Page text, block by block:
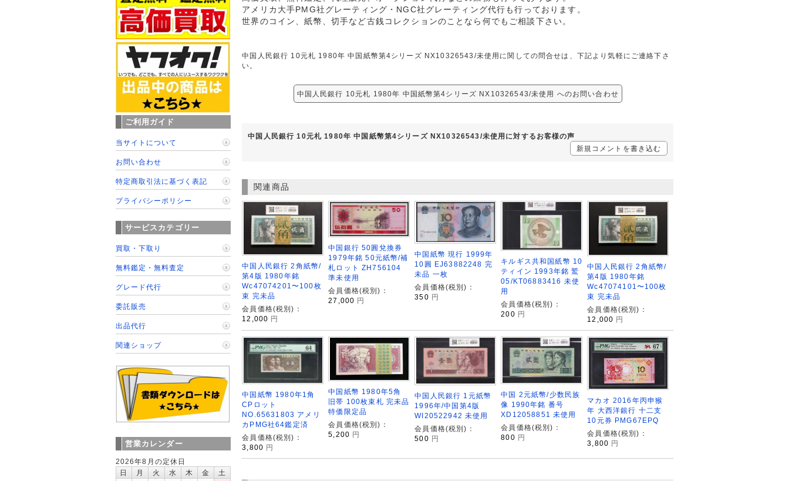
アメリカ大手PMG社グレーティング・NGC社グレーティング代行も行っております。
世界のコイン、紙幣、切手など古銭コレクションのことなら何でもご相談下さい。
中国人民銀行 10元札 1980年 中国紙幣第4シリーズ NX10326543/未使用に関しての問合せは、下記より気軽にご連絡下さ
い。
中国人民銀行 10元札 1980年 中国紙幣第4シリーズ NX10326543/未使用 へのお問い合わせ
中国人民銀行 10元札 1980年 中国紙幣第4シリーズ NX10326543/未使用に対するお客様の声
新規コメントを書き込む
関連商品
中国人民銀行 2角紙幣/
第4版 1980年銘
Wc47074201〜100枚
束 完未品
会員価格(税別)：
12,000 円
中国銀行 50圓兌換券
1979年銘 50元紙幣/補
札ロット ZH756104
準未使用
会員価格(税別)：
27,000 円
中国紙幣 現行 1999年
10圓 EJ63882248 完
未品 一枚
会員価格(税別)：
350 円
キルギス共和国紙幣 10
ティイン 1993年銘 鷲
05/KT06883416 未使
用
会員価格(税別)：
200 円
中国人民銀行 2角紙幣/
第4版 1980年銘
Wc47074101〜100枚
束 完未品
会員価格(税別)：
12,000 円
中国紙幣 1980年1角
CPロット
NO.65631803 アメリ
カPMG社64鑑定済
会員価格(税別)：
3,800 円
中国紙幣 1980年5角
旧帯 100枚束札 完未品
特価限定品
会員価格(税別)：
5,200 円
中国人民銀行 1元紙幣
1996年/中国第4版
WI20522942 未使用
会員価格(税別)：
500 円
中国 2元紙幣/少数民族
像 1990年銘 番号
XD12058851 未使用
会員価格(税別)：
800 円
マカオ 2016年丙申猴
年 大西洋銀行 十二支
10元券 PMG67EPQ
会員価格(税別)：
3,800 円
ご利用ガイド
当サイトについて
お問い合わせ
特定商取引法に基づく表記
プライバシーポリシー
サービスカテゴリー
買取・下取り
無料鑑定・無料査定
グレード代行
委託販売
出品代行
関連ショップ
営業カレンダー
2026年8月の定休日
日
月 火 水 木 金
土